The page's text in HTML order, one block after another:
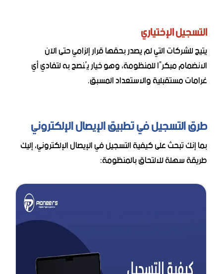
التسجيل الإختياري
يتيح للشركات التي لم يصدر بحقها قرار إلزامي حتى الآن
الانضمام مبكرًا للمنظومة، وهو خيار يُنصح به لتفادي أي
غرامات مستقبلية والاستعداد المسبق.
طرق التسجيل في تطبيق الإيصال الإلكتروني
بما إنك تبحث على كيفية التسجيل في الإيصال الإلكتروني، إليك
طريقة سهلة للالتحاق بالمنظومة: